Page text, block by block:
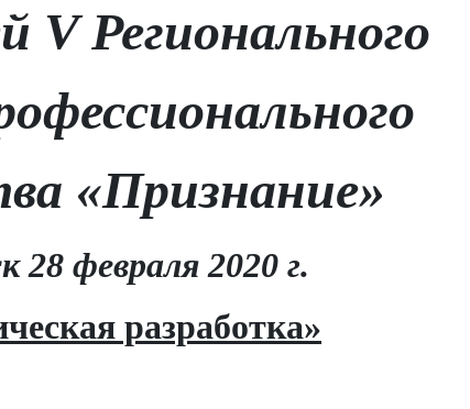
VРегионального
«Признание»
28 февраля 2020 г.
разработка»